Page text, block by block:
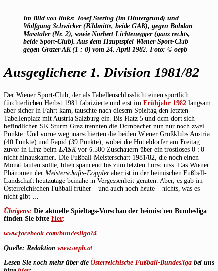
Im Bild von links: Josef Stering (im Hintergrund) und
Wolfgang Schwicker (Bildmitte, beide GAK), gegen Bohdan
Masztaler (Nr. 2), sowie Norbert Lichtenegger (ganz rechts,
beide Sport-Club). Aus dem Hauptspiel Wiener Sport-Club
gegen Grazer AK (1 : 0) vom 24. April 1982. Foto: © oepb
Ausgeglichene 1. Division 1981/82
Der Wiener Sport-Club, der als Tabellenschlusslicht einen sportlich
fürchterlichen Herbst 1981 fabrizierte und erst im Frühjahr 1982 langsam
aber sicher in Fahrt kam, tauschte nach diesem Spieltag den letzten
Tabellenplatz mit Austria Salzburg ein. Bis Platz 5 und dem dort sich
befindlichen SK Sturm Graz trennten die Dornbacher nun nur noch zwei
Punkte. Und vorne weg marschierten die beiden Wiener Großklubs Austria
(40 Punkte) und Rapid (39 Punkte), wobei die Hütteldorfer am Freitag
zuvor in Linz beim LASKvor 6.500 Zuschauern über ein trostloses 0 : 0
nicht hinauskamen. Die Fußball-Meisterschaft 1981/82, die noch einen
Monat laufen sollte, blieb spannend bis zum letzten Torschuss. Das Wiener
Phänomen der Meisterschafts-Doppleraber ist in der heimischen Fußball-
Landschaft heutzutage beinahe in Vergessenheit geraten. Aber, es gab im
Österreichischen Fußball früher – und auch noch heute – nichts, was es
nicht gibt …
Übrigens: Die aktuelle Spieltags-Vorschau der heimischen Bundesliga
finden Sie bitte hier:
www.facebook.com/bundesliga74
Quelle: Redaktion www.oepb.at
Lesen Sie noch mehr über die Österreichische Fußball-Bundesliga bei uns